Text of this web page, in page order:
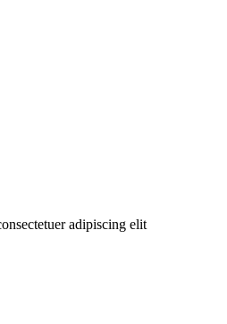
adipiscing elit